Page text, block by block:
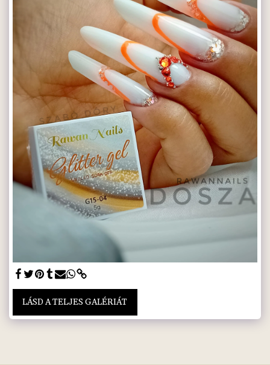
LÁSD A TELJES GALÉRIÁT